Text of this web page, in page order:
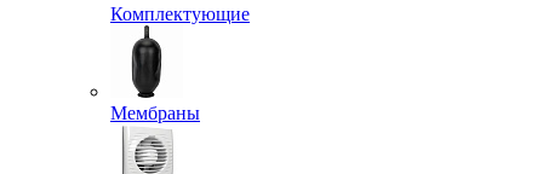
Комплектующие
Мембраны